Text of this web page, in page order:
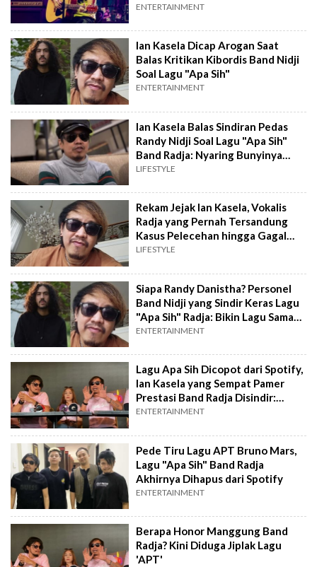
ENTERTAINMENT
Ian Kasela Dicap Arogan Saat
Balas Kritikan Kibordis Band Nidji
Soal Lagu "Apa Sih"
ENTERTAINMENT
Ian Kasela Balas Sindiran Pedas
Randy Nidji Soal Lagu "Apa Sih"
Band Radja: Nyaring Bunyinya
Tong, Jangan Sombong!
LIFESTYLE
Rekam Jejak Ian Kasela, Vokalis
Radja yang Pernah Tersandung
Kasus Pelecehan hingga Gagal
Jadi Anggota DPR!
LIFESTYLE
Siapa Randy Danistha? Personel
Band Nidji yang Sindir Keras Lagu
"Apa Sih" Radja: Bikin Lagu Sama
Aku Yuk, Gratis!
ENTERTAINMENT
Lagu Apa Sih Dicopot dari Spotify,
Ian Kasela yang Sempat Pamer
Prestasi Band Radja Disindir:
Sudah Malu Belum?
ENTERTAINMENT
Pede Tiru Lagu APT Bruno Mars,
Lagu "Apa Sih" Band Radja
Akhirnya Dihapus dari Spotify
ENTERTAINMENT
Berapa Honor Manggung Band
Radja? Kini Diduga Jiplak Lagu
'APT'